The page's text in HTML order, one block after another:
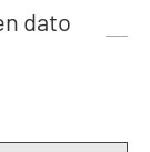
dato